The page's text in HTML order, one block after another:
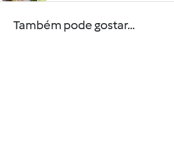
Também pode gostar...